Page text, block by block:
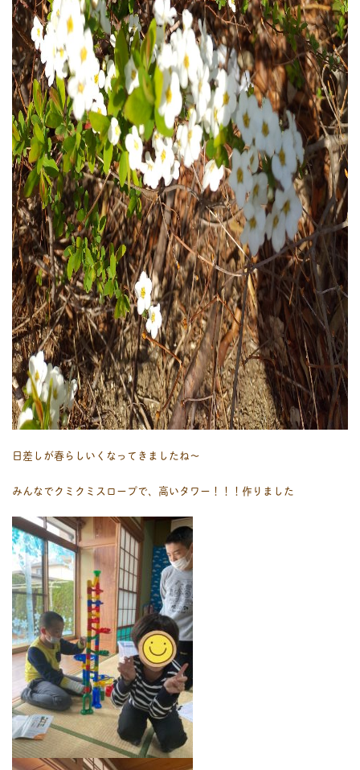
日差しが春らしいくなってきましたね～
みんなでクミクミスロープで、高いタワー！！！作りました